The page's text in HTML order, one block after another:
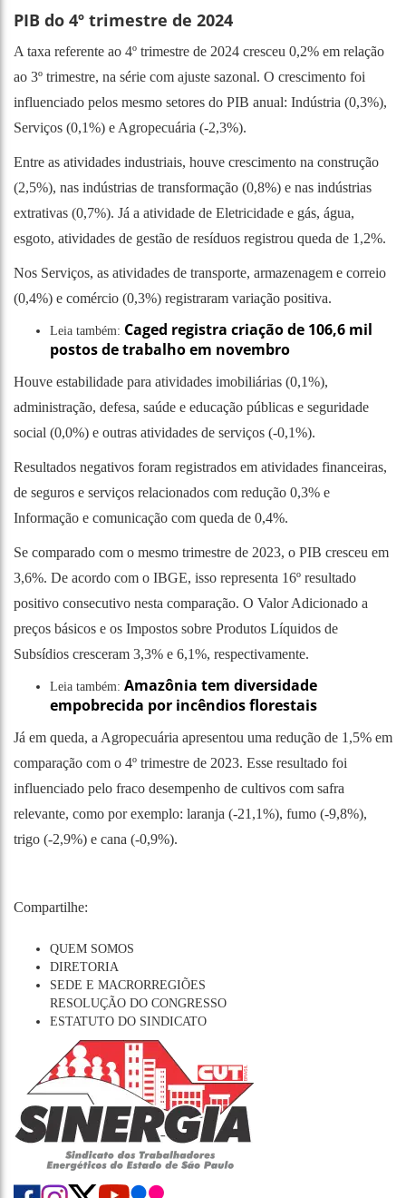
PIB do 4º trimestre de 2024
A taxa referente ao 4º trimestre de 2024 cresceu 0,2% em relação
ao 3º trimestre, na série com ajuste sazonal. O crescimento foi
influenciado pelos mesmo setores do PIB anual: Indústria (0,3%),
Serviços (0,1%) e Agropecuária (-2,3%).
Entre as atividades industriais, houve crescimento na construção
(2,5%), nas indústrias de transformação (0,8%) e nas indústrias
extrativas (0,7%). Já a atividade de Eletricidade e gás, água,
esgoto, atividades de gestão de resíduos registrou queda de 1,2%.
Nos Serviços, as atividades de transporte, armazenagem e correio
(0,4%) e comércio (0,3%) registraram variação positiva.
Leia também: Caged registra criação de 106,6 mil
postos de trabalho em novembro
Houve estabilidade para atividades imobiliárias (0,1%),
administração, defesa, saúde e educação públicas e seguridade
social (0,0%) e outras atividades de serviços (-0,1%).
Resultados negativos foram registrados em atividades financeiras,
de seguros e serviços relacionados com redução 0,3% e
Informação e comunicação com queda de 0,4%.
Se comparado com o mesmo trimestre de 2023, o PIB cresceu em
3,6%. De acordo com o IBGE, isso representa 16º resultado
positivo consecutivo nesta comparação. O Valor Adicionado a
preços básicos e os Impostos sobre Produtos Líquidos de
Subsídios cresceram 3,3% e 6,1%, respectivamente.
Leia também: Amazônia tem diversidade
empobrecida por incêndios florestais
Já em queda, a Agropecuária apresentou uma redução de 1,5% em
comparação com o 4º trimestre de 2023. Esse resultado foi
influenciado pelo fraco desempenho de cultivos com safra
relevante, como por exemplo: laranja (-21,1%), fumo (-9,8%),
trigo (-2,9%) e cana (-0,9%).
Compartilhe:
QUEM SOMOS
DIRETORIA
SEDE E MACRORREGIÕES
RESOLUÇÃO DO CONGRESSO
ESTATUTO DO SINDICATO